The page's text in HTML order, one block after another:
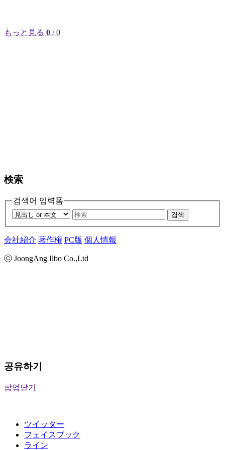
もっと見る 0 / 0
検索
검색어 입력폼
검색
会社紹介 著作権 PC版 個人情報
ⓒ JoongAng Ilbo Co.,Ltd
공유하기
팝업닫기
ツイッター
フェイスブック
ライン